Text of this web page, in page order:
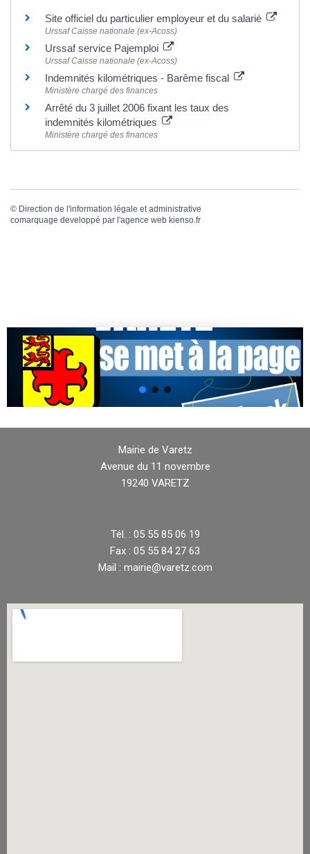
Site officiel du particulier employeur et du salarié
Urssaf Caisse nationale (ex-Acoss)
Urssaf service Pajemploi
Urssaf Caisse nationale (ex-Acoss)
Indemnités kilométriques - Barême fiscal
Ministère chargé des finances
Arrêté du 3 juillet 2006 fixant les taux des
indemnités kilométriques
Ministère chargé des finances
© Direction de l'information légale et administrative
comarquage developpé par l'agence web kienso.fr
Mairie de Varetz
Avenue du 11 novembre
19240 VARETZ
Tél. : 05 55 85 06 19
Fax : 05 55 84 27 63
Mail : mairie@varetz.com